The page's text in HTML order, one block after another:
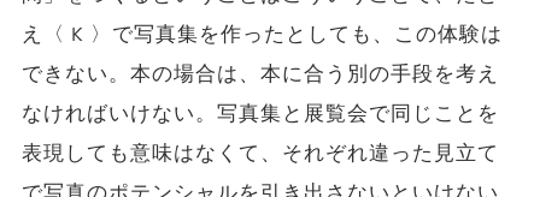
え〈 K 〉で写真集を作ったとしても、この体験は
できない。本の場合は、本に合う別の手段を考え
なければいけない。写真集と展覧会で同じことを
表現しても意味はなくて、それぞれ違った見立て